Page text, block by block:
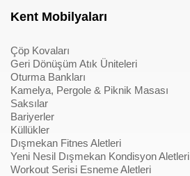
Kent Mobilyaları
Çöp Kovaları
Geri Dönüşüm Atık Üniteleri
Oturma Bankları
Kamelya, Pergole & Piknik Masası
Saksılar
Bariyerler
Küllükler
Dışmekan Fitnes Aletleri
Yeni Nesil Dışmekan Kondisyon Aletleri
Workout Serisi Esneme Aletleri